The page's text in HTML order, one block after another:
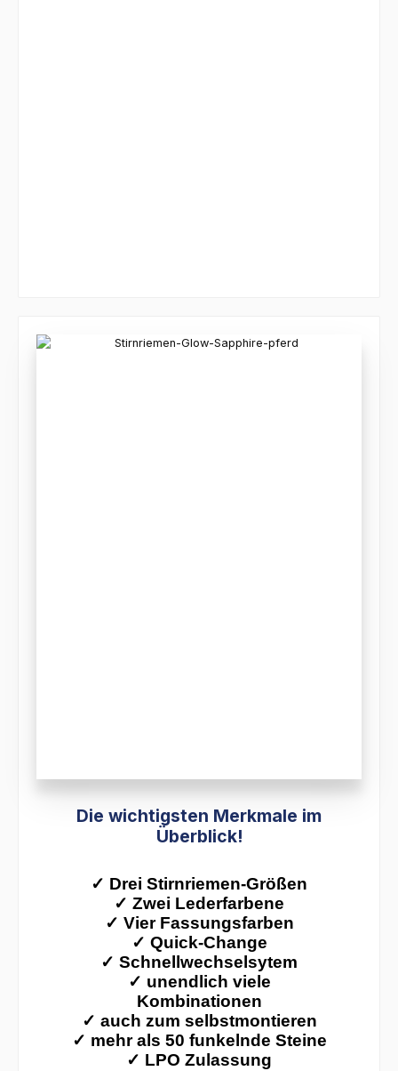
Die wichtigsten Merkmale im
Überblick!
✓ Drei Stirnriemen-Größen
✓ Zwei Lederfarbene
✓ Vier Fassungsfarben
✓ Quick-Change
✓ Schnellwechselsytem
✓ unendlich viele
Kombinationen
✓ auch zum selbstmontieren
✓ mehr als 50 funkelnde Steine
✓ LPO Zulassung